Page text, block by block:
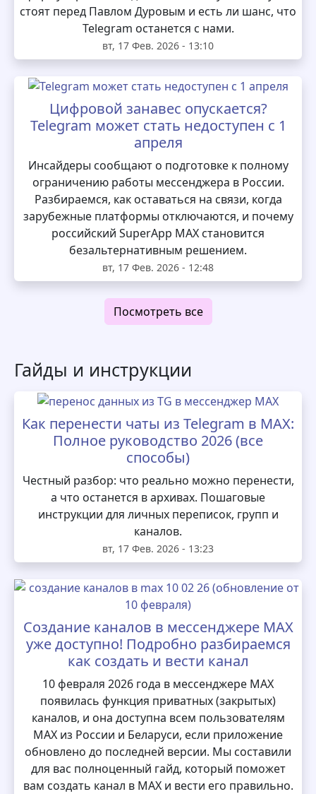
стоят перед Павлом Дуровым и есть ли шанс, что
Telegram останется с нами.
вт, 17 Фев. 2026 - 13:10
Цифровой занавес опускается?
Telegram может стать недоступен с 1
апреля
Инсайдеры сообщают о подготовке к полному
ограничению работы мессенджера в России.
Разбираемся, как оставаться на связи, когда
зарубежные платформы отключаются, и почему
российский SuperApp MAX становится
безальтернативным решением.
вт, 17 Фев. 2026 - 12:48
Посмотреть все
Гайды и инструкции
Как перенести чаты из Telegram в MAX:
Полное руководство 2026 (все
способы)
Честный разбор: что реально можно перенести,
а что останется в архивах. Пошаговые
инструкции для личных переписок, групп и
каналов.
вт, 17 Фев. 2026 - 13:23
Создание каналов в мессенджере MAX
уже доступно! Подробно разбираемся
как создать и вести канал
10 февраля 2026 года в мессенджере MAX
появилась функция приватных (закрытых)
каналов, и она доступна всем пользователям
MAX из России и Беларуси, если приложение
обновлено до последней версии. Мы составили
для вас полноценный гайд, который поможет
вам создать канал в MAX и вести его правильно.